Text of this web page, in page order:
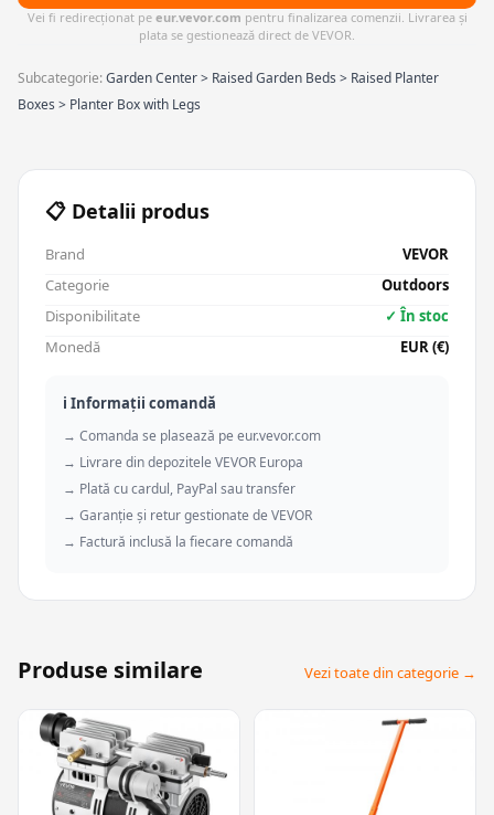
Vei fi redirecționat pe eur.vevor.com pentru finalizarea comenzii. Livrarea și
plata se gestionează direct de VEVOR.
Subcategorie:Garden Center > Raised Garden Beds > Raised Planter
Boxes > Planter Box with Legs
📋 Detalii produs
Brand
VEVOR
Categorie
Outdoors
Disponibilitate
✓ În stoc
Monedă
EUR (€)
ℹ️ Informații comandă
→ Comanda se plasează pe eur.vevor.com
→ Livrare din depozitele VEVOR Europa
→ Plată cu cardul, PayPal sau transfer
→ Garanție și retur gestionate de VEVOR
→ Factură inclusă la fiecare comandă
Produse similare Vezi toate din categorie →